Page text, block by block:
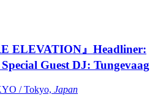
ELEVATION』Headliner:
Guest DJ: Tungevaag
/ Tokyo, Japan